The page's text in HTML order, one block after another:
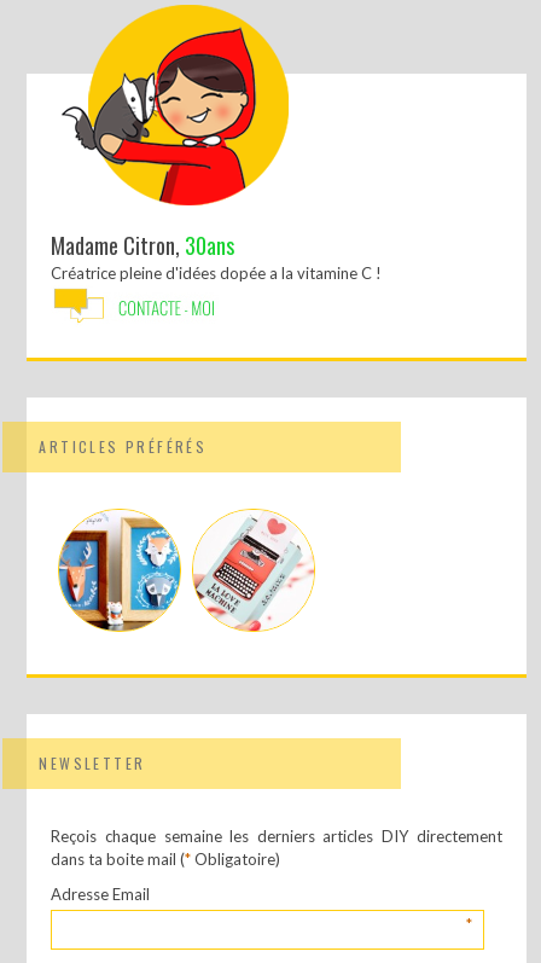
Madame Citron, 30ans
Créatrice pleine d'idées dopée a la vitamine C !
ARTICLES PRÉFÉRÉS
NEWSLETTER
Reçois chaque semaine les derniers articles DIY directement
dans ta boite mail (*Obligatoire)
Adresse Email
*